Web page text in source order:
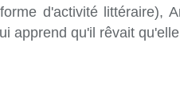
d'activité littéraire),
apprend qu'il rêvait